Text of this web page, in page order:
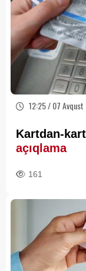
12:25 / 07
Kartdan-
açıqlama
161